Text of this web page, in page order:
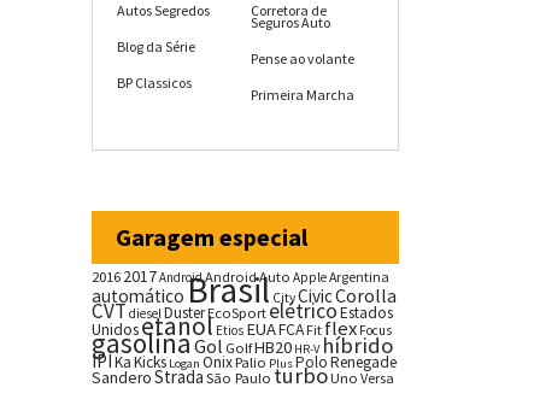
Autos Segredos
Blog da Série
BP Classicos
Corretora de
Seguros Auto
Pense ao volante
Primeira Marcha
Garagem especial
20162017AndroidAndroid Auto AppleArgentina
automáticoBrasil CityCivicCorolla
CVTdieselDusterEcoSportelétricoEstados
Unidosetanol Etios EUAFCA Fit flex Focus
gasolina Gol GolfHB20 HR-V híbrido
IPIKaKicks Logan OnixPalio PlusPoloRenegade
SanderoStrada São Paulo turboUno Versa